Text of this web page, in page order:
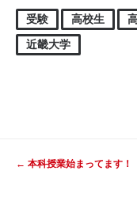
受験 高校生
近畿大学
← 本科授業始まってます！